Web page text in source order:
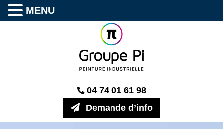
04 74 01 61 98
Demande d’info
MENU